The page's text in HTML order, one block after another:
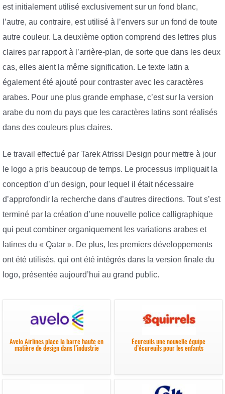
est initialement utilisé exclusivement sur un fond blanc,
l’autre, au contraire, est utilisé à l’envers sur un fond de toute
autre couleur. La deuxième option comprend des lettres plus
claires par rapport à l’arrière-plan, de sorte que dans les deux
cas, elles aient la même signification. Le texte latin a
également été ajouté pour contraster avec les caractères
arabes. Pour une plus grande emphase, c’est sur la version
arabe du nom du pays que les caractères latins sont réalisés
dans des couleurs plus claires.
Le travail effectué par Tarek Atrissi Design pour mettre à jour
le logo a pris beaucoup de temps. Le processus impliquait la
conception d’un design, pour lequel il était nécessaire
d’approfondir la recherche dans d’autres directions. Tout s’est
terminé par la création d’une nouvelle police calligraphique
qui peut combiner organiquement les variations arabes et
latines du « Qatar ». De plus, les premiers développements
ont été utilisés, qui ont été intégrés dans la version finale du
logo, présentée aujourd’hui au grand public.
Avelo Airlines place la barre haute en
matière de design dans l’industrie
Écureuils une nouvelle équipe
d’écureuils pour les enfants